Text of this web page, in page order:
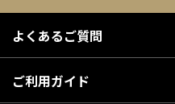
よくあるご質問
ご利用ガイド